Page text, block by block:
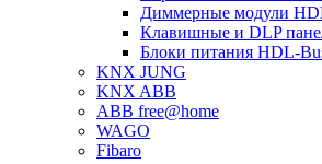
Диммерные модули
Клавишные и DLP
Блоки питания HDL-
KNX JUNG
KNX ABB
ABB free@home
WAGO
Fibaro